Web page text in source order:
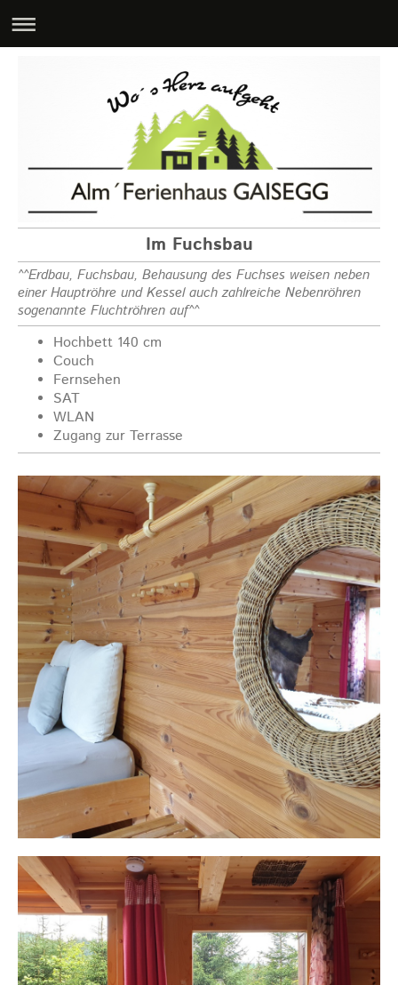
Im Fuchsbau
^^Erdbau, Fuchsbau, Behausung des Fuchses weisen neben
einer Hauptröhre und Kessel auch zahlreiche Nebenröhren
sogenannte Fluchtröhren auf^^
Hochbett 140 cm
Couch
Fernsehen
SAT
WLAN
Zugang zur Terrasse